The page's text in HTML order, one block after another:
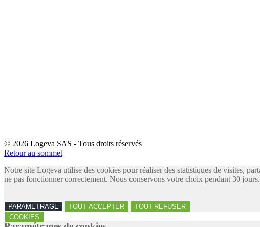
© 2026 Logeva SAS - Tous droits réservés
Retour au sommet
Notre site Logeva utilise des cookies pour réaliser des statistiques de visites,
ne pas fonctionner correctement. Nous conservons votre choix pendant 30
PARAMETRAGE TOUT ACCEPTER
TOUT REFUSER
COOKIES